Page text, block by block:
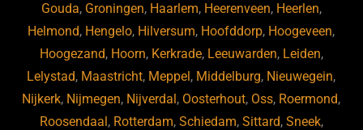
Gouda, Groningen, Haarlem, Heerenveen, Heerlen,
Helmond, Hengelo, Hilversum, Hoofddorp, Hoogeveen,
Hoogezand, Hoorn, Kerkrade, Leeuwarden, Leiden,
Lelystad, Maastricht, Meppel , Middelburg, Nieuwegein,
Nijkerk, Nijmegen, Nijverdal , Oosterhout, Oss, Roermond,
Roosendaal , Rotterdam, Schiedam, Sittard, Sneek,